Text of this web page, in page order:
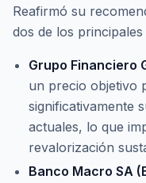
Reafirmó su
dos de los
Grupo Financiero
un precio objetivo
significativamente
actuales, lo que
revalorización
Banco Macro SA